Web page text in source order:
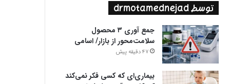
توسط drmotamednejad
جمع آوری ۳ محصول
سلامت‌محور از بازار/ اسامی
47 دقیقه پیش
بیماری‌ای که کسی فکر نمی‌کند